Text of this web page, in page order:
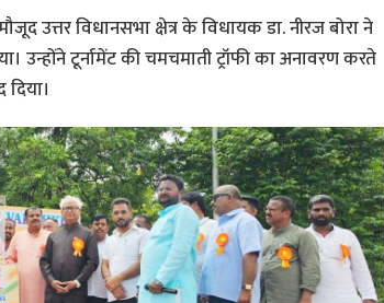
उत्तर विधानसभा क्षेत्र के विधायक डा. नीरज बोरा ने
उन्होंने टूर्नामेंट की चमचमाती ट्रॉफी का अनावरण करते
दिया।